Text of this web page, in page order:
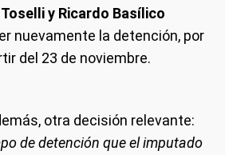
y Ricardo Basílico
nuevamente la detención, por
del 23 de noviembre.
otra decisión relevante:
de detención que el imputado